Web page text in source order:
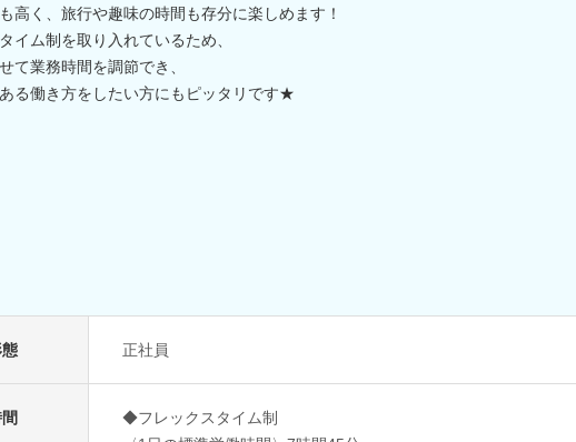
高く、旅行や趣味の時間も存分に楽しめます！
イム制を取り入れているため、
て業務時間を調節でき、
る働き方をしたい方にもピッタリです★
正社員
◆フレックスタイム制